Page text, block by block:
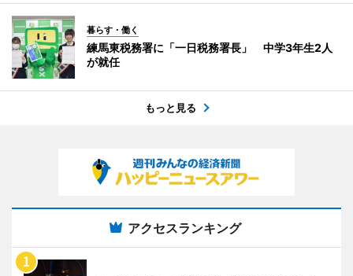
暮らす・働く
練馬東税務署に「一日税務署長」 中学3年生2人
が就任
もっと見る
アクセスランキング